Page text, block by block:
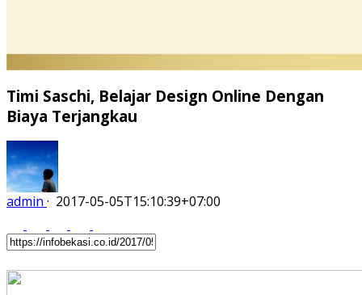
Timi Saschi, Belajar Design Online Dengan
Biaya Terjangkau
admin · 2017-05-05T15:10:39+07:00